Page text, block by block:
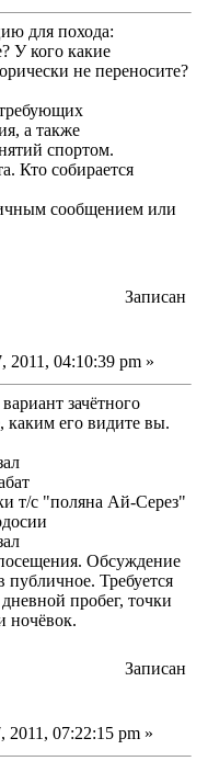
для похода:
У кого какие
не переносите?
а также
спортом.
Кто собирается
сообщением или
Записан
2011, 04:10:39 pm »
зачётного
его видите вы.
т/с "поляна Ай-Серез"
Обсуждение
Требуется
пробег, точки
ночёвок.
Записан
2011, 07:22:15 pm »